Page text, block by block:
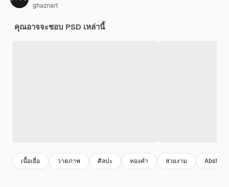
ghaznart
คุณอาจจะชอบ PSD เหล่านี้
เนื้อเยื่อ วาดภาพ ศิลปะ ทองคํา สวยงาม